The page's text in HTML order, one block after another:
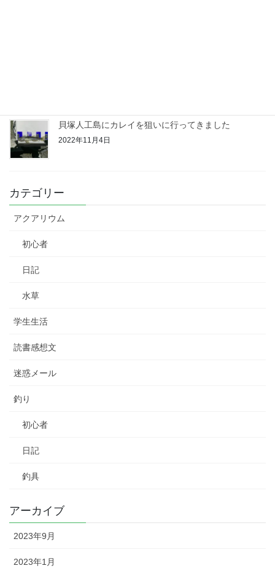
貝塚人工島にカレイを狙いに行ってきました
2022年11月4日
カテゴリー
アクアリウム
初心者
日記
水草
学生生活
読書感想文
迷惑メール
釣り
初心者
日記
釣具
アーカイブ
2023年9月
2023年1月